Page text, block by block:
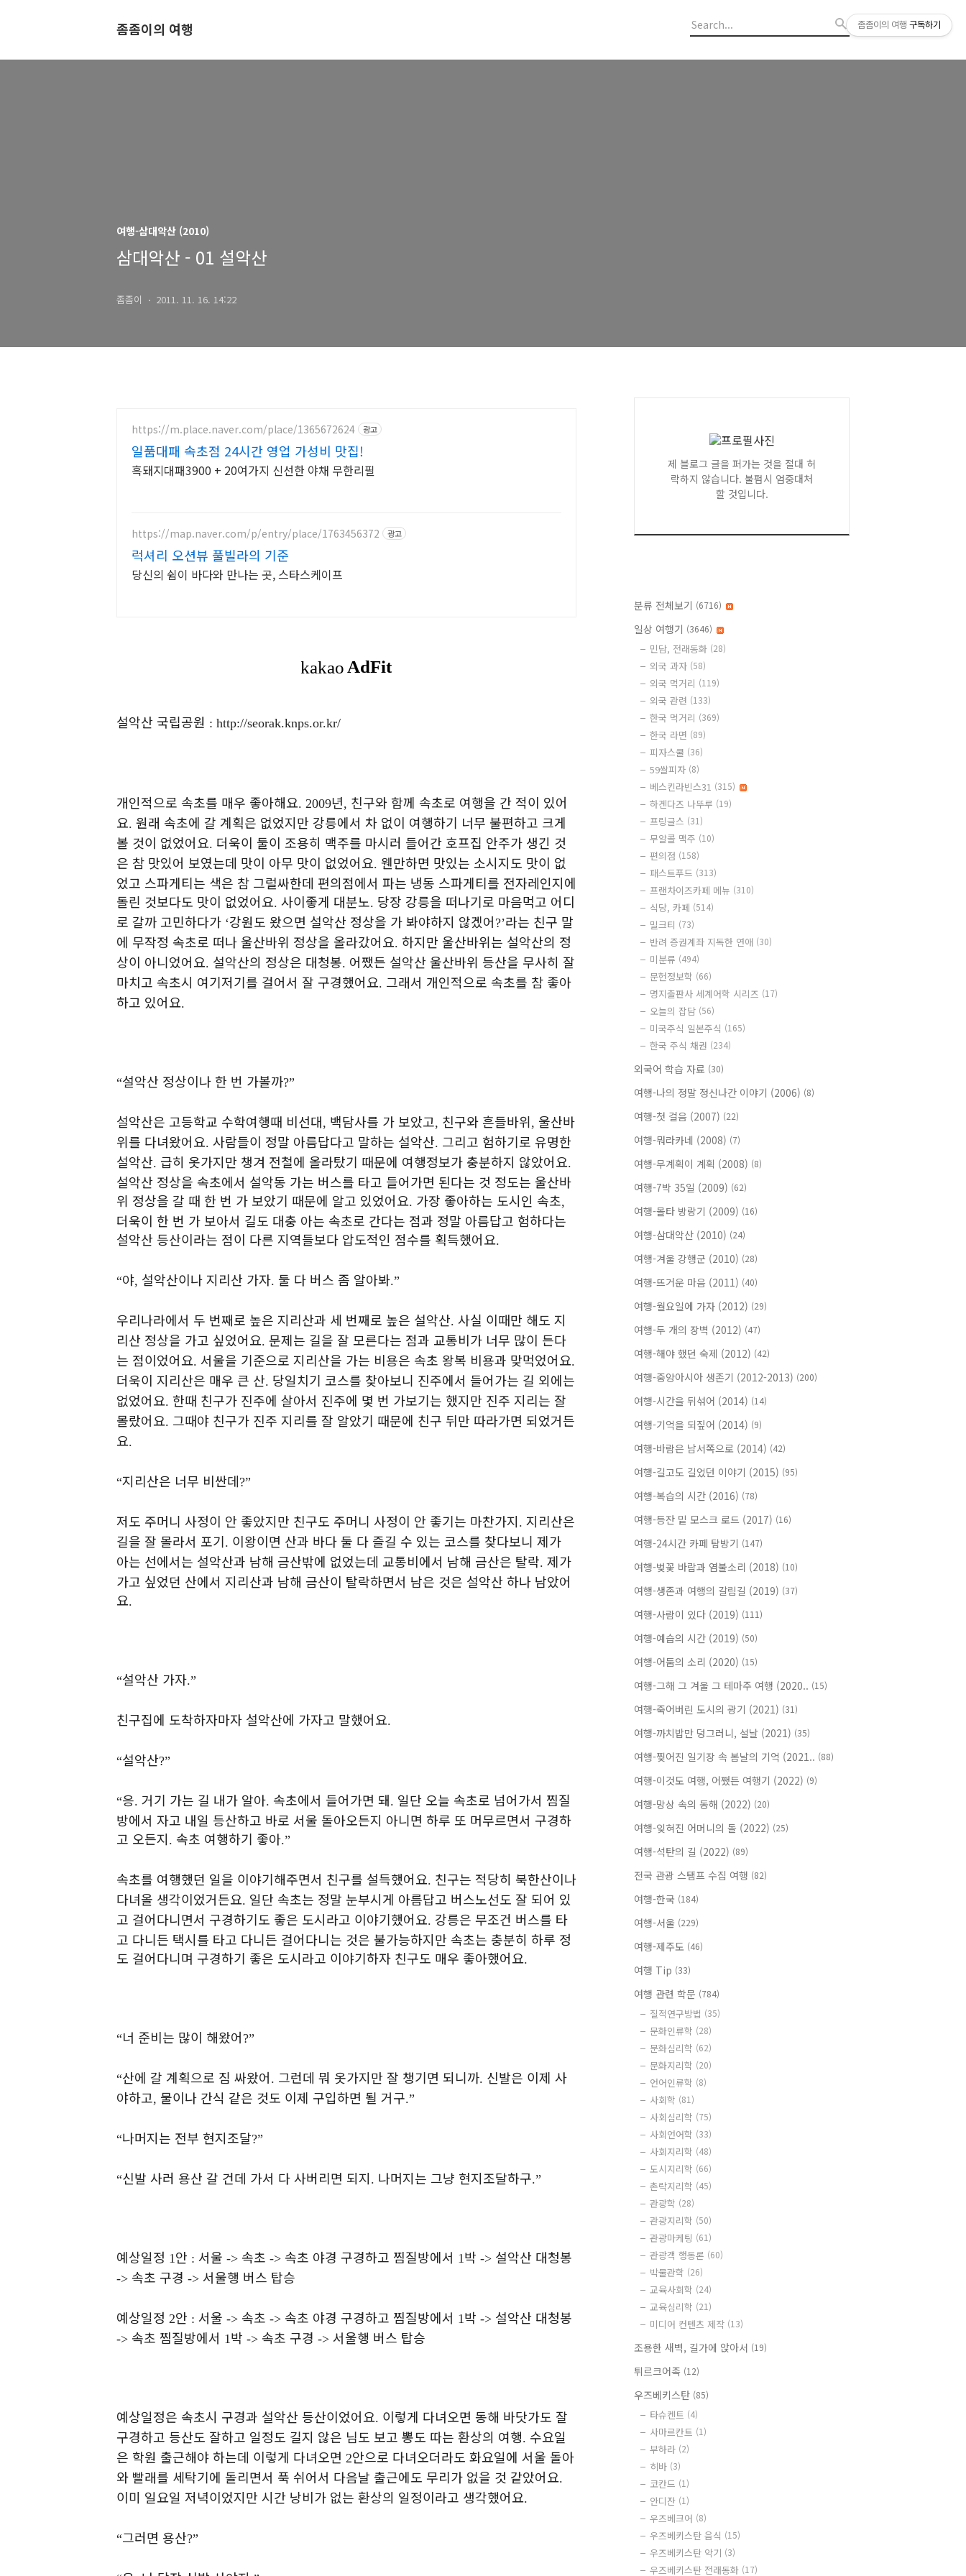
좀좀이의 여행
여행-삼대악산 (2010)
삼대악산 - 01 설악산
좀좀이 2011. 11. 16. 14:22
https://m.place.naver.com/place/1365672624 광고
일품대패 속초점 24시간 영업 가성비 맛집!
흑돼지대패3900 + 20여가지 신선한 야채 무한리필
https://map.naver.com/p/entry/place/1763456372 광고
럭셔리 오션뷰 풀빌라의 기준
당신의 쉼이 바다와 만나는 곳, 스타스케이프
설악산 국립공원 : http://seorak.knps.or.kr/
개인적으로 속초를 매우 좋아해요. 2009년, 친구와 함께 속초로 여행을 간 적이 있어
요. 원래 속초에 갈 계획은 없었지만 강릉에서 차 없이 여행하기 너무 불편하고 크게
볼 것이 없었어요. 더욱이 둘이 조용히 맥주를 마시러 들어간 호프집 안주가 생긴 것
은 참 맛있어 보였는데 맛이 아무 맛이 없었어요. 웬만하면 맛있는 소시지도 맛이 없
었고 스파게티는 색은 참 그럴싸한데 편의점에서 파는 냉동 스파게티를 전자레인지에
돌린 것보다도 맛이 없었어요. 사이좋게 대분노. 당장 강릉을 떠나기로 마음먹고 어디
로 갈까 고민하다가 ‘강원도 왔으면 설악산 정상을 가 봐야하지 않겠어 ?’라는 친구 말
에 무작정 속초로 떠나 울산바위 정상을 올라갔어요. 하지만 울산바위는 설악산의 정
상이 아니었어요. 설악산의 정상은 대청봉. 어쨌든 설악산 울산바위 등산을 무사히 잘
마치고 속초시 여기저기를 걸어서 잘 구경했어요. 그래서 개인적으로 속초를 참 좋아
하고 있어요.
“설악산 정상이나 한 번 가볼까?”
설악산은 고등학교 수학여행때 비선대, 백담사를 가 보았고, 친구와 흔들바위, 울산바
위를 다녀왔어요. 사람들이 정말 아름답다고 말하는 설악산. 그리고 험하기로 유명한
설악산. 급히 옷가지만 챙겨 전철에 올라탔기 때문에 여행정보가 충분하지 않았어요.
설악산 정상을 속초에서 설악동 가는 버스를 타고 들어가면 된다는 것 정도는 울산바
위 정상을 갈 때 한 번 가 보았기 때문에 알고 있었어요. 가장 좋아하는 도시인 속초,
더욱이 한 번 가 보아서 길도 대충 아는 속초로 간다는 점과 정말 아름답고 험하다는
설악산 등산이라는 점이 다른 지역들보다 압도적인 점수를 획득했어요.
“야, 설악산이나 지리산 가자. 둘 다 버스 좀 알아봐.”
우리나라에서 두 번째로 높은 지리산과 세 번째로 높은 설악산. 사실 이때만 해도 지
리산 정상을 가고 싶었어요. 문제는 길을 잘 모른다는 점과 교통비가 너무 많이 든다
는 점이었어요. 서울을 기준으로 지리산을 가는 비용은 속초 왕복 비용과 맞먹었어요.
더욱이 지리산은 매우 큰 산. 당일치기 코스를 찾아보니 진주에서 들어가는 길 외에는
없었어요. 한때 친구가 진주에 살아서 진주에 몇 번 가보기는 했지만 진주 지리는 잘
몰랐어요. 그때야 친구가 진주 지리를 잘 알았기 때문에 친구 뒤만 따라가면 되었거든
요.
“지리산은 너무 비싼데?”
저도 주머니 사정이 안 좋았지만 친구도 주머니 사정이 안 좋기는 마찬가지 . 지리산은
길을 잘 몰라서 포기. 이왕이면 산과 바다 둘 다 즐길 수 있는 코스를 찾다보니 제가
아는 선에서는 설악산과 남해 금산밖에 없었는데 교통비에서 남해 금산은 탈락. 제가
가고 싶었던 산에서 지리산과 남해 금산이 탈락하면서 남은 것은 설악산 하나 남았어
요.
“설악산 가자.”
친구집에 도착하자마자 설악산에 가자고 말했어요.
“설악산?”
“응. 거기 가는 길 내가 알아. 속초에서 들어가면 돼. 일단 오늘 속초로 넘어가서 찜질
방에서 자고 내일 등산하고 바로 서울 돌아오든지 아니면 하루 또 머무르면서 구경하
고 오든지 . 속초 여행하기 좋아.”
속초를 여행했던 일을 이야기해주면서 친구를 설득했어요. 친구는 적당히 북한산이나
다녀올 생각이었거든요. 일단 속초는 정말 눈부시게 아름답고 버스노선도 잘 되어 있
고 걸어다니면서 구경하기도 좋은 도시라고 이야기했어요. 강릉은 무조건 버스를 타
고 다니든 택시를 타고 다니든 걸어다니는 것은 불가능하지만 속초는 충분히 하루 정
도 걸어다니며 구경하기 좋은 도시라고 이야기하자 친구도 매우 좋아했어요.
“너 준비는 많이 해왔어 ?”
“산에 갈 계획으로 짐 싸왔어 . 그런데 뭐 옷가지만 잘 챙기면 되니까. 신발은 이제 사
야하고, 물이나 간식 같은 것도 이제 구입하면 될 거구.”
“나머지는 전부 현지조달?”
“신발 사러 용산 갈 건데 가서 다 사버리면 되지 . 나머지는 그냥 현지조달하구.”
예상일정 1안 : 서울 -> 속초 -> 속초 야경 구경하고 찜질방에서 1박 -> 설악산 대청봉
-> 속초 구경 -> 서울행 버스 탑승
예상일정 2안 : 서울 -> 속초 -> 속초 야경 구경하고 찜질방에서 1박 -> 설악산 대청봉
-> 속초 찜질방에서 1박 -> 속초 구경 -> 서울행 버스 탑승
예상일정은 속초시 구경과 설악산 등산이었어요. 이렇게 다녀오면 동해 바닷가도 잘
구경하고 등산도 잘하고 일정도 길지 않은 님도 보고 뽕도 따는 환상의 여행. 수요일
은 학원 출근해야 하는데 이렇게 다녀오면 2안으로 다녀오더라도 화요일에 서울 돌아
와 빨래를 세탁기에 돌리면서 푹 쉬어서 다음날 출근에도 무리가 없을 것 같았어요.
이미 일요일 저녁이었지만 시간 낭비가 없는 환상의 일정이라고 생각했어요.
“그러면 용산?”
제 블로그 글을 퍼가는 것을 절대 허
락하지 않습니다. 불펌시 엄중대처
할 것입니다.
분류 전체보기 (6716)
일상 여행기 (3646)
민담, 전래동화 (28)
외국 과자 (58)
외국 먹거리 (119)
외국 관련 (133)
한국 먹거리 (369)
한국 라면 (89)
피자스쿨 (36)
59쌀피자 (8)
베스킨라빈스31 (315)
하겐다즈 나뚜루 (19)
프링글스 (31)
무알콜 맥주 (10)
편의점 (158)
패스트푸드 (313)
프랜차이즈카페 메뉴 (310)
식당, 카페 (514)
밀크티 (73)
반려 증권계좌 지독한 연애 (30)
미분류 (494)
문헌정보학 (66)
명지출판사 세계어학 시리즈 (17)
오늘의 잡담 (56)
미국주식 일본주식 (165)
한국 주식 채권 (234)
외국어 학습 자료 (30)
여행-나의 정말 정신나간 이야기 (2006) (8)
여행-첫 걸음 (2007) (22)
여행-뭐라카네 (2008) (7)
여행-무계획이 계획 (2008) (8)
여행-7박 35일 (2009) (62)
여행-몰타 방랑기 (2009) (16)
여행-삼대악산 (2010) (24)
여행-겨울 강행군 (2010) (28)
여행-뜨거운 마음 (2011) (40)
여행-월요일에 가자 (2012) (29)
여행-두 개의 장벽 (2012) (47)
여행-해야 했던 숙제 (2012) (42)
여행-중앙아시아 생존기 (2012-2013) (200)
여행-시간을 뒤섞어 (2014) (14)
여행-기억을 되짚어 (2014) (9)
여행-바람은 남서쪽으로 (2014) (42)
여행-길고도 길었던 이야기 (2015) (95)
여행-복습의 시간 (2016) (78)
여행-등잔 밑 모스크 로드 (2017) (16)
여행-24시간 카페 탐방기 (147)
여행-벚꽃 바람과 염불소리 (2018) (10)
여행-생존과 여행의 갈림길 (2019) (37)
여행-사람이 있다 (2019) (111)
여행-예습의 시간 (2019) (50)
여행-어둠의 소리 (2020) (15)
여행-그해 그 겨울 그 테마주 여행 (2020.. (15)
여행-죽어버린 도시의 광기 (2021) (31)
여행-까치밥만 덩그러니, 설날 (2021) (35)
여행-찢어진 일기장 속 봄날의 기억 (2021.. (88)
여행-이것도 여행, 어쨌든 여행기 (2022) (9)
여행-망상 속의 동해 (2022) (20)
여행-잊혀진 어머니의 돌 (2022) (25)
여행-석탄의 길 (2022) (89)
전국 관광 스탬프 수집 여행 (82)
여행-한국 (184)
여행-서울 (229)
여행-제주도 (46)
여행 Tip (33)
여행 관련 학문 (784)
질적연구방법 (35)
문화인류학 (28)
문화심리학 (62)
문화지리학 (20)
언어인류학 (8)
사회학 (81)
사회심리학 (75)
사회언어학 (33)
사회지리학 (48)
도시지리학 (66)
촌락지리학 (45)
관광학 (28)
관광지리학 (50)
관광마케팅 (61)
관광객 행동론 (60)
박물관학 (26)
교육사회학 (24)
교육심리학 (21)
미디어 컨텐츠 제작 (13)
조용한 새벽, 길가에 앉아서 (19)
튀르크어족 (12)
우즈베키스탄 (85)
타슈켄트 (4)
사마르칸트 (1)
부하라 (2)
히바 (3)
코칸드 (1)
안디잔 (1)
우즈베크어 (8)
우즈베키스탄 음식 (15)
우즈베키스탄 악기 (3)
우즈베키스탄 전래동화 (17)
좀좀이의 여행 구독하기